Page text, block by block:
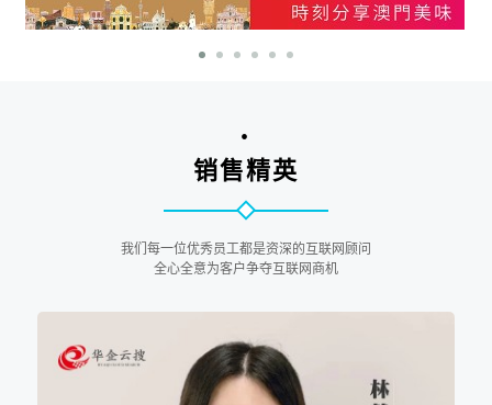
江門市澳新食品有限公司
•
销售精英
我们每一位优秀员工都是资深的互联网顾问
全心全意为客户争夺互联网商机